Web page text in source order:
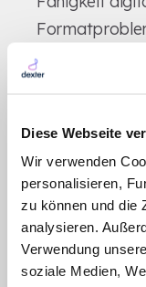
Diese Webseite
Wir verwenden
personalisieren,
zu können und die
analysieren.
Verwendung
soziale Medien,
–
zu erkennen
einer
zuverlässige
Die
sondern auch
verbessert.